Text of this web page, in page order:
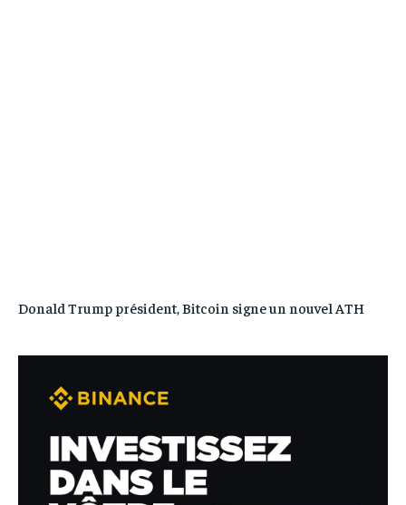
Donald Trump président, Bitcoin signe un nouvel ATH